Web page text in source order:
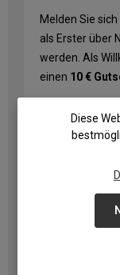
Melden Sie
als Erster über
werden. Als
einen 10 €
Die mit einem
Diese